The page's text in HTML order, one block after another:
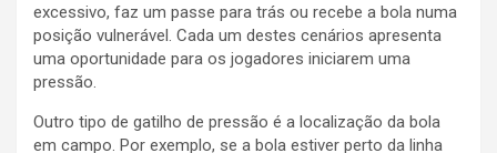
excessivo, faz um passe para trás ou recebe a bola numa
posição vulnerável. Cada um destes cenários apresenta
uma oportunidade para os jogadores iniciarem uma
pressão.
Outro tipo de gatilho de pressão é a localização da bola
em campo. Por exemplo, se a bola estiver perto da linha